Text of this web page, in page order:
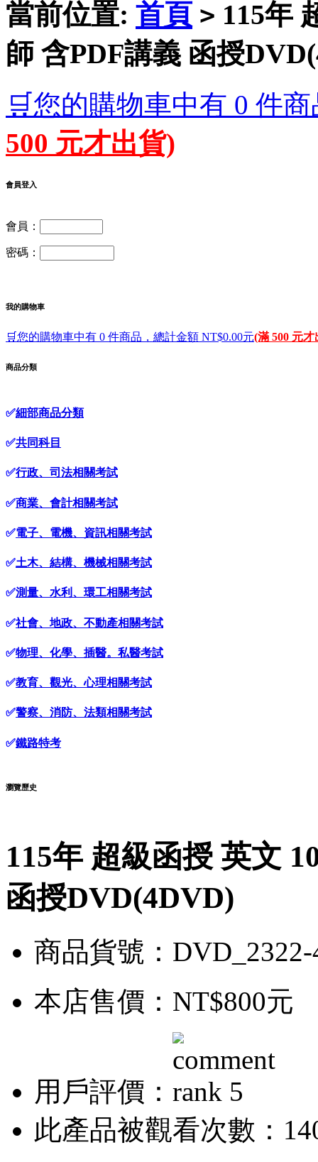
當前位置: 首頁 > 115年
師 含PDF講義 函授
🛒您的購物車中有 0 件
500 元才出貨)
會員登入
會員：
密碼：
我的購物車
🛒您的購物車中有 0 件商品，總計金額 NT$0.00元(滿 500 元才
商品分類
✅細部商品分類
✅共同科目
✅行政、司法相關考試
✅商業、會計相關考試
✅電子、電機、資訊相關考試
✅土木、結構、機械相關考試
✅測量、水利、環工相關考試
✅社會、地政、不動產相關考試
✅物理、化學、插醫。私醫考試
✅教育、觀光、心理相關考試
✅警察、消防、法類相關考試
✅鐵路特考
瀏覽歷史
115年 超級函授 英文
函授DVD(4DVD)
商品貨號：DVD_2322-
本店售價： NT$800元
用戶評價：
此產品被觀看次數：